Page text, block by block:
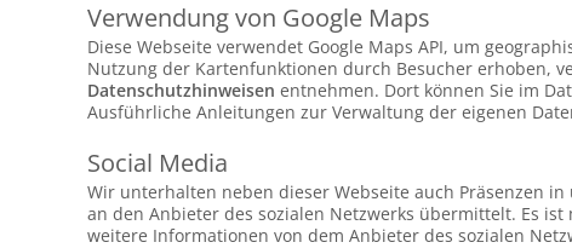
Verwendung von Google Maps
Diese Webseite verwendet Google Maps API, um
Nutzung der Kartenfunktionen durch Besucher erhoben,
Datenschutzhinweisen entnehmen. Dort können Sie im
Ausführliche Anleitungen zur Verwaltung der eigenen
Social Media
Wir unterhalten neben dieser Webseite auch Präsenzen
an den Anbieter des sozialen Netzwerks übermittelt. Es
weitere Informationen von dem Anbieter des sozialen